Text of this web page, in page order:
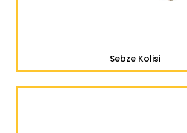
Sebze Kolisi